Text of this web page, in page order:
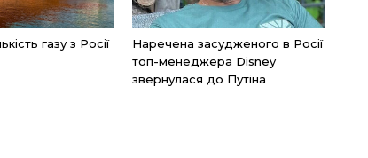
газу з Росії
Наречена засудженого в Росії
топ-менеджера Disney
звернулася до Путіна